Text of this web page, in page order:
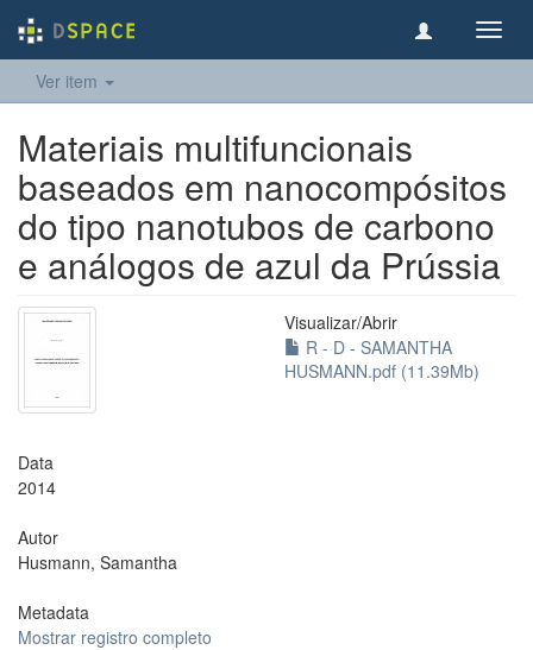
Ver item
Materiais multifuncionais
baseados em nanocompósitos
do tipo nanotubos de carbono
e análogos de azul da Prússia
Visualizar/Abrir
R - D - SAMANTHA
HUSMANN.pdf (11.39Mb)
Data
2014
Autor
Husmann, Samantha
Metadata
Mostrar registro completo